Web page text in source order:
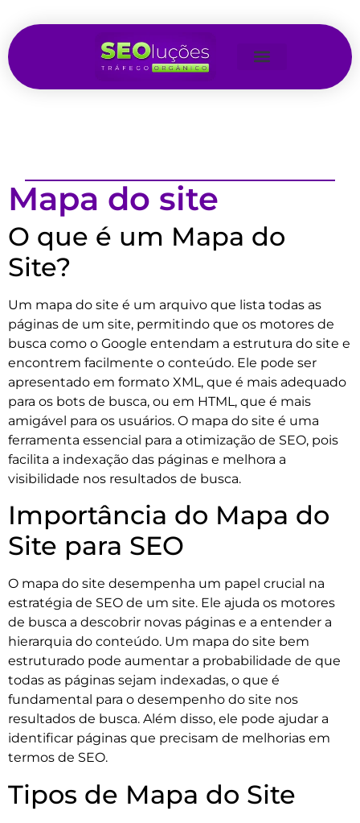
Mapa do site
O que é um Mapa do
Site?
Um mapa do site é um arquivo que lista todas as
páginas de um site, permitindo que os motores de
busca como o Google entendam a estrutura do site e
encontrem facilmente o conteúdo. Ele pode ser
apresentado em formato XML, que é mais adequado
para os bots de busca, ou em HTML, que é mais
amigável para os usuários. O mapa do site é uma
ferramenta essencial para a otimização de SEO, pois
facilita a indexação das páginas e melhora a
visibilidade nos resultados de busca.
Importância do Mapa do
Site para SEO
O mapa do site desempenha um papel crucial na
estratégia de SEO de um site. Ele ajuda os motores
de busca a descobrir novas páginas e a entender a
hierarquia do conteúdo. Um mapa do site bem
estruturado pode aumentar a probabilidade de que
todas as páginas sejam indexadas, o que é
fundamental para o desempenho do site nos
resultados de busca. Além disso, ele pode ajudar a
identificar páginas que precisam de melhorias em
termos de SEO.
Tipos de Mapa do Site